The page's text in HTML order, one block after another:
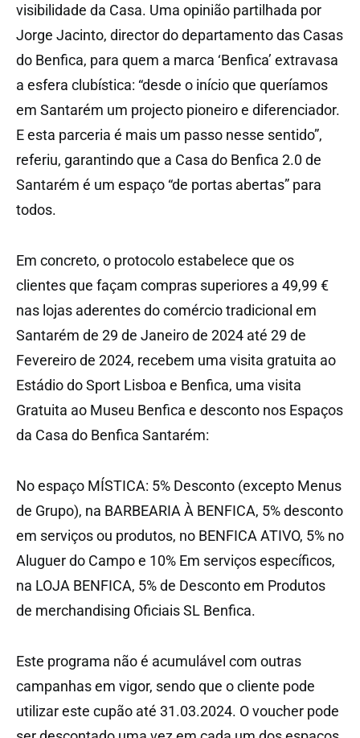
visibilidade da Casa. Uma opinião partilhada por
Jorge Jacinto, director do departamento das Casas
do Benfica, para quem a marca ‘Benfica’ extravasa
a esfera clubística: “desde o início que queríamos
em Santarém um projecto pioneiro e diferenciador.
E esta parceria é mais um passo nesse sentido”,
referiu, garantindo que a Casa do Benfica 2.0 de
Santarém é um espaço “de portas abertas” para
todos.
Em concreto, o protocolo estabelece que os
clientes que façam compras superiores a 49,99 €
nas lojas aderentes do comércio tradicional em
Santarém de 29 de Janeiro de 2024 até 29 de
Fevereiro de 2024, recebem uma visita gratuita ao
Estádio do Sport Lisboa e Benfica, uma visita
Gratuita ao Museu Benfica e desconto nos Espaços
da Casa do Benfica Santarém:
No espaço MÍSTICA: 5% Desconto (excepto Menus
de Grupo), na BARBEARIA À BENFICA, 5% desconto
em serviços ou produtos, no BENFICA ATIVO, 5% no
Aluguer do Campo e 10% Em serviços específicos,
na LOJA BENFICA, 5% de Desconto em Produtos
de merchandising Oficiais SL Benfica.
Este programa não é acumulável com outras
campanhas em vigor, sendo que o cliente pode
utilizar este cupão até 31.03.2024. O voucher pode